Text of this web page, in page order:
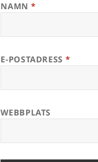
NAMN *
E-POSTADRESS *
WEBBPLATS